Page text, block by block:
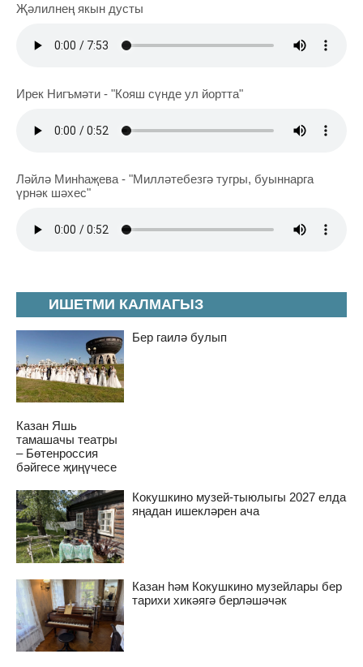
ИШЕТМИ КАЛМАГЫЗ
Бер гаилә булып
Казан Яшь
тамашачы театры
– Бөтенроссия
бәйгесе җиңүчесе
Кокушкино музей-тыюлыгы 2027 елда
яңадан ишекләрен ача
Казан һәм Кокушкино музейлары бер
тарихи хикәягә берләшәчәк
Җәлилнең якын дусты
Ирек Нигъмәти - "Кояш сүнде ул йортта"
Ләйлә Минһаҗева - "Милләтебезгә тугры, буыннарга
үрнәк шәхес"